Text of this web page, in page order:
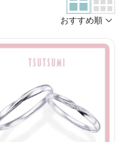
おすすめ順